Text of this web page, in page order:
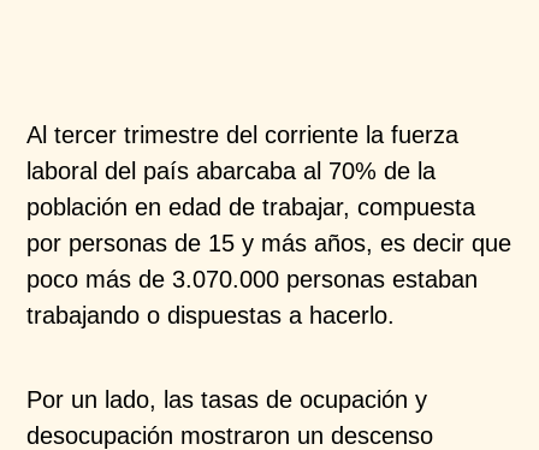
Al tercer trimestre del corriente la fuerza
laboral del país abarcaba al 70% de la
población en edad de trabajar, compuesta
por personas de 15 y más años, es decir que
poco más de 3.070.000 personas estaban
trabajando o dispuestas a hacerlo.​
Por un lado, las tasas de ocupación y
desocupación mostraron un descenso